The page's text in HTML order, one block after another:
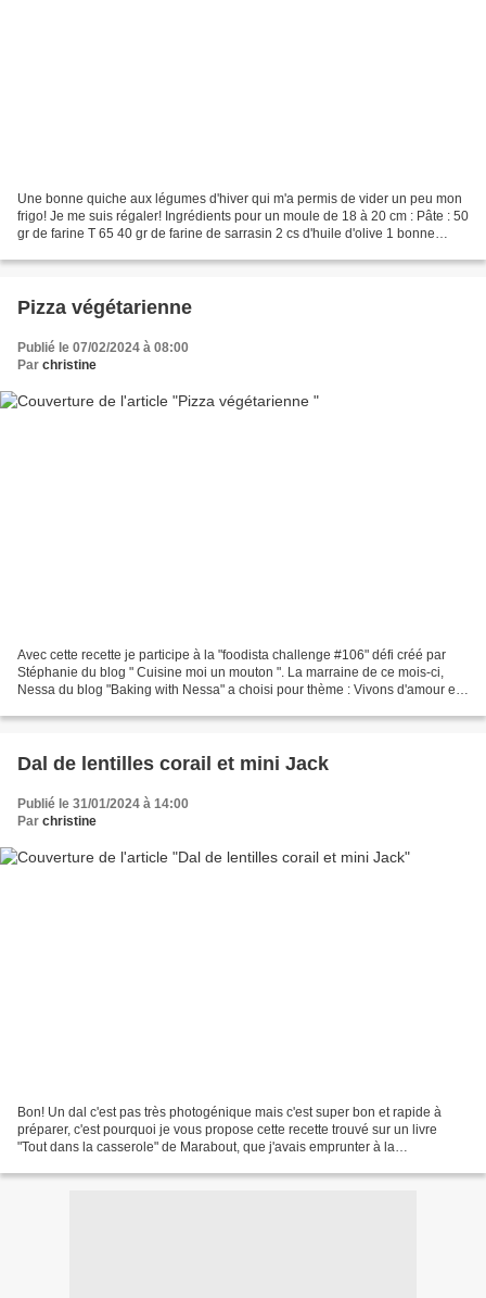
Une bonne quiche aux légumes d'hiver qui m'a permis de vider un peu mon
frigo! Je me suis régaler! Ingrédients pour un moule de 18 à 20 cm : Pâte : 50
gr de farine T 65 40 gr de farine de sarrasin 2 cs d'huile d'olive 1 bonne
Pizza végétarienne
Publié le 07/02/2024 à 08:00
Par christine
Avec cette recette je participe à la "foodista challenge #106" défi créé par
Stéphanie du blog " Cuisine moi un mouton ". La marraine de ce mois-ci,
Nessa du blog "Baking with Nessa" a choisi pour thème : Vivons d'amour et
Dal de lentilles corail et mini Jack
Publié le 31/01/2024 à 14:00
Par christine
Bon! Un dal c'est pas très photogénique mais c'est super bon et rapide à
préparer, c'est pourquoi je vous propose cette recette trouvé sur un livre
"Tout dans la casserole" de Marabout, que j'avais emprunter à la